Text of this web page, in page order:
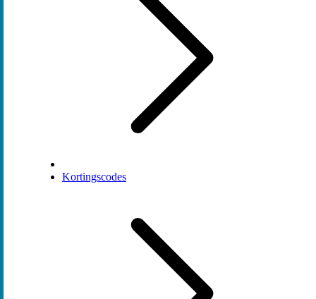
Kortingscodes